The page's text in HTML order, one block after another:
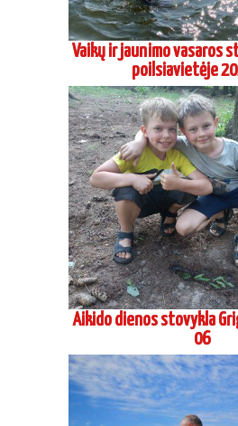
Aikido dienos stovykla
06
Suaugusių stovykla
2020 08